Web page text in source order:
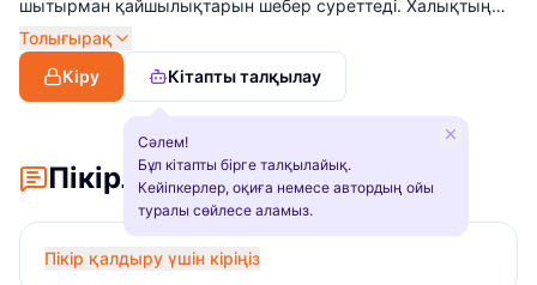
шытырман қайшылықтарын шебер суреттеді. Халықтың
ғасырлар бойы қалыптасқан тұрмыс-салт болмысының
жойылып, оның орнына орныға алмай жатқан жаңа
құрылым кезеңінің сырын көркем баяндайды.
байланыс көрінеді. Оқиғалар мен кейіпкерлердің мінезі де
бір-бірімен ұштасып, шынайы әңгімеленеді.
Толығырақ
Кіру
Кітапты талқылау
Сәлем!
Бұл кітапты бірге талқылайық.
Кейіпкерлер, оқиға немесе автордың ойы
туралы сөйлесе аламыз.
Пікірлер
Пікір қалдыру үшін кіріңіз